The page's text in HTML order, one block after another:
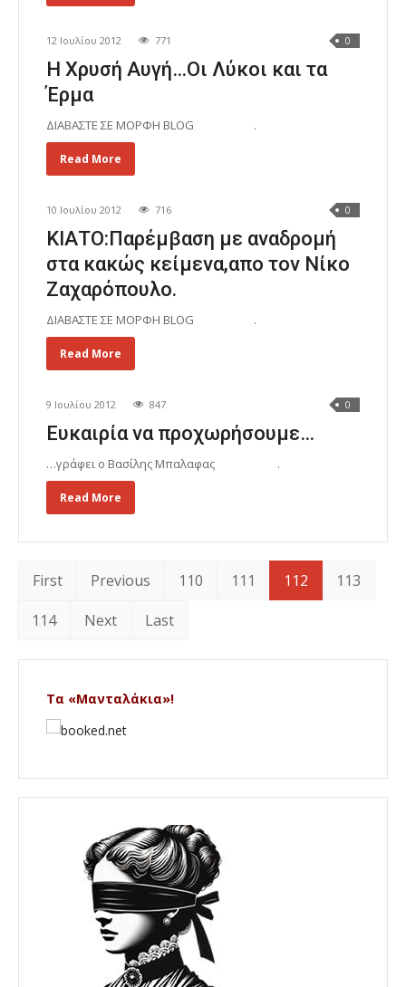
12 Ιουλίου 2012 771 0
Η Χρυσή Αυγή…Οι Λύκοι και τα
Έρμα
ΔΙΑΒΑΣΤΕ ΣΕ ΜΟΡΦΗ BLOG .
Read More
10 Ιουλίου 2012 716 0
ΚΙΑΤΟ:Παρέμβαση με αναδρομή
στα κακώς κείμενα,απο τον Νίκο
Ζαχαρόπουλο.
ΔΙΑΒΑΣΤΕ ΣΕ ΜΟΡΦΗ BLOG .
Read More
9 Ιουλίου 2012 847 0
Ευκαιρία να προχωρήσουμε…
…γράφει ο Βασίλης Μπαλαφας .
Read More
First Previous 110 111 112
113
114
Next Last
Τα «Μανταλάκια»!